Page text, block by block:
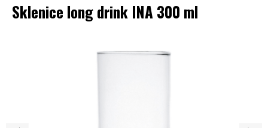
Sklenice long drink INA 300 ml